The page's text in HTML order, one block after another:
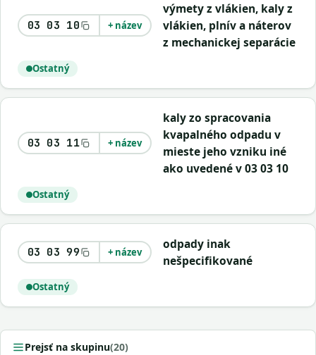
03 03 10 + název
výmety z vlákien, kaly z
vlákien, plnív a náterov
z mechanickej separácie
Ostatný
03 03 11 + název
kaly zo spracovania
kvapalného odpadu v
mieste jeho vzniku iné
ako uvedené v 03 03 10
Ostatný
03 03 99 + název
odpady inak
nešpecifikované
Ostatný
Prejsť na skupinu(20)